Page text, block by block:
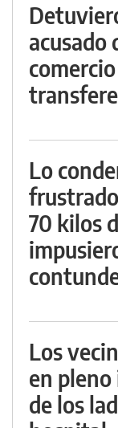
acusado
Lo
70 kilos
Los
en
de los